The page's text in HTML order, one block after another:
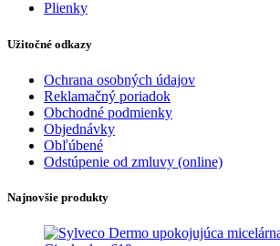
Plienky
Užitočné odkazy
Ochrana osobných údajov
Reklamačný poriadok
Obchodné podmienky
Objednávky
Obľúbené
Odstúpenie od zmluvy (online)
Najnovšie produkty